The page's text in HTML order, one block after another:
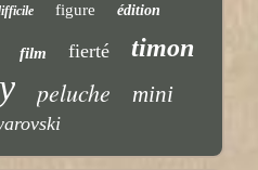
figure édition
film fierté timon
peluche mini